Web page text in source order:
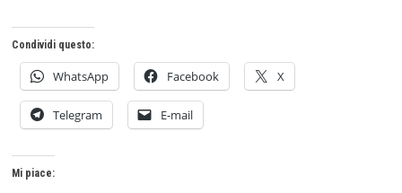
Condividi questo:
WhatsApp Facebook X
Telegram E-mail
Mi piace: